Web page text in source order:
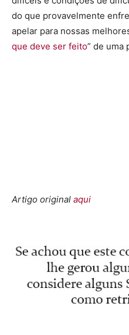
do que provavelmente
apelar para nossas
que deve ser feito” de uma
Artigo original aqui